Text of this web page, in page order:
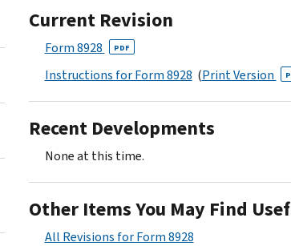
Current Revision
Form 8928 PDF
Instructions for Form 8928 (Print Version
Recent Developments
None at this time.
Other Items You May Find
All Revisions for Form 8928